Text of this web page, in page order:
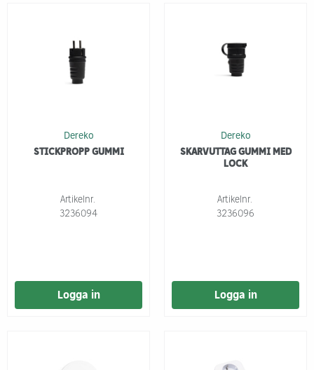
Dereko
STICKPROPP GUMMI
Artikelnr.
3236094
Logga in
Dereko
SKARVUTTAG GUMMI MED
LOCK
Artikelnr.
3236096
Logga in